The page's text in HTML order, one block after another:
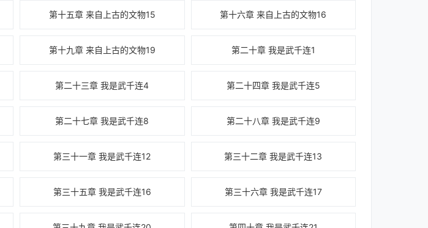
第十五章 来自上古的文物15 第十六章 来自上古的文物16
第十九章 来自上古的文物19 第二十章 我是武千连1
第二十三章 我是武千连4 第二十四章 我是武千连5
第二十七章 我是武千连8 第二十八章 我是武千连9
第三十一章 我是武千连12 第三十二章 我是武千连13
第三十五章 我是武千连16 第三十六章 我是武千连17